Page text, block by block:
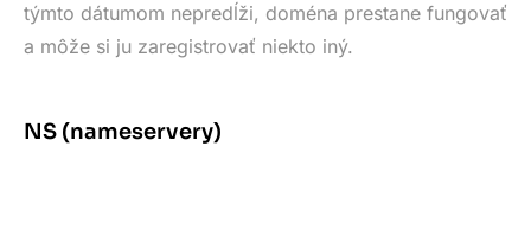
týmto dátumom nepredĺži, doména prestane fungovať
a môže si ju zaregistrovať niekto iný.
NS (nameservery)